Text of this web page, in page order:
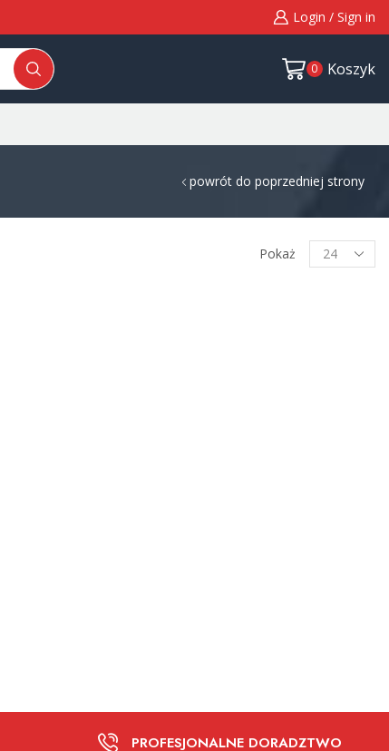
Login / Sign in
0 Koszyk
powrót do poprzedniej strony
Pokaż
PROFESJONALNE DORADZTWO